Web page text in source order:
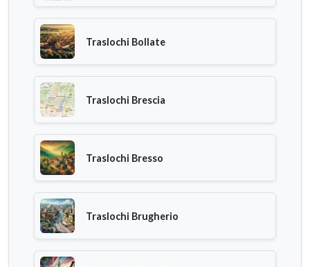
Traslochi Bollate
Traslochi Brescia
Traslochi Bresso
Traslochi Brugherio